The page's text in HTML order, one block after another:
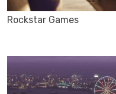
Rockstar Games